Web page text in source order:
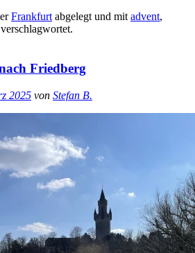
Frankfurt abgelegt und mit advent,
Friedberg
2025 von Stefan B.